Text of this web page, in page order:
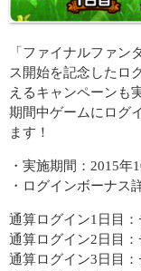
「ファイナルファン
ス開始を記念したロ
えるキャンペーンも
期間中ゲームにログ
ます！
・実施期間：2015年
・ログインボーナス
通算ログイン1日目
通算ログイン2日目
通算ログイン3日目